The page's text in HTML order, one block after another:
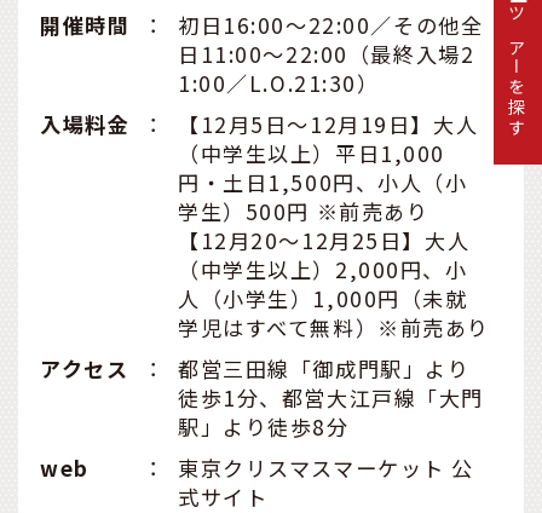
開催時間
：
初日16:00～22:00／その他全
日11:00～22:00（最終入場2
1:00／L.O.21:30）
入場料金
：
【12月5日～12月19日】大人
（中学生以上）平日1,000
円・土日1,500円、小人（小
学生）500円 ※前売あり
【12月20～12月25日】大人
（中学生以上）2,000円、小
人（小学生）1,000円（未就
学児はすべて無料）※前売あり
アクセス
：
都営三田線「御成門駅」より
徒歩1分、都営大江戸線「大門
駅」より徒歩8分
web
：
東京クリスマスマーケット 公
式サイト
ツアーを探す